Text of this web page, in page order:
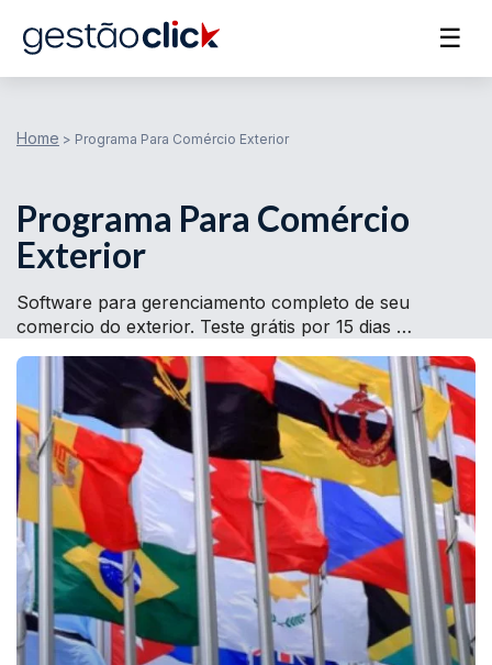
☰
Home > Programa Para Comércio Exterior
Programa Para Comércio
Exterior
Software para gerenciamento completo de seu
comercio do exterior. Teste grátis por 15 dias …